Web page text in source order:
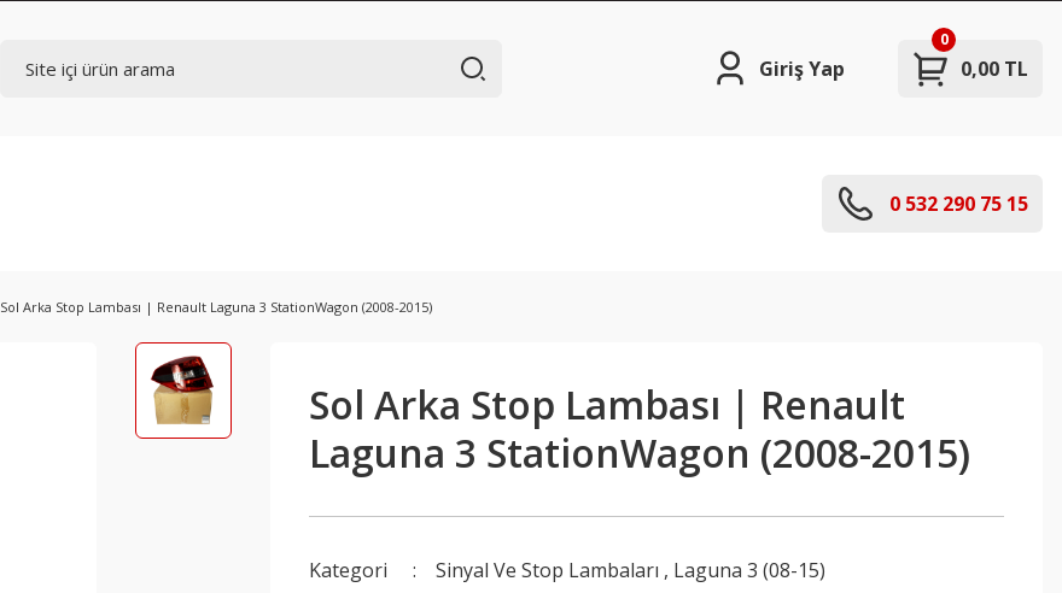
Giriş Yap 0,00 TL
0
0 532 290 75 15
Sol Arka Stop Lambası | Renault Laguna 3 StationWagon (2008-2015)
Sol Arka Stop Lambası | Renault
Laguna 3 StationWagon (2008-2015)
Kategori Sinyal Ve Stop Lambaları , Laguna 3 (08-15)